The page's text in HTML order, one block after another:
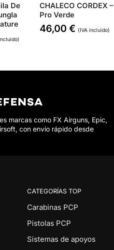
De
CHALECO CORDEX –
Pro Verde
46,00 € (IVA incluido)
marcas como FX Airguns, Epic,
con envío rápido desde
CATEGORÍAS TOP
Carabinas PCP
Pistolas PCP
Sistemas de apoyos